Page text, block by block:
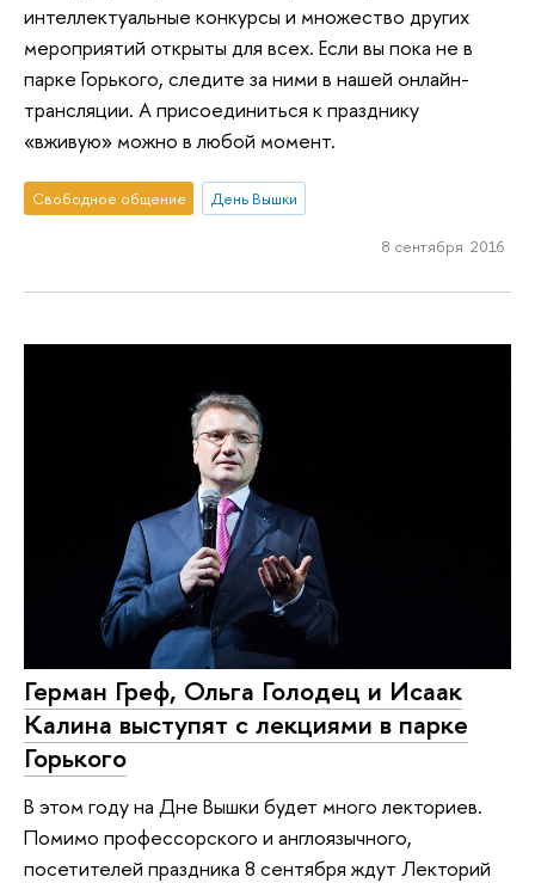
интеллектуальные конкурсы и множество других
мероприятий открыты для всех. Если вы пока не в
парке Горького, следите за ними в нашей онлайн-
трансляции. А присоединиться к празднику
«вживую» можно в любой момент.
Свободное общение День Вышки
8 сентября 2016
Герман Греф, Ольга Голодец и Исаак
Калина выступят с лекциями в парке
Горького
В этом году на Дне Вышки будет много лекториев.
Помимо профессорского и англоязычного,
посетителей праздника 8 сентября ждут Лекторий